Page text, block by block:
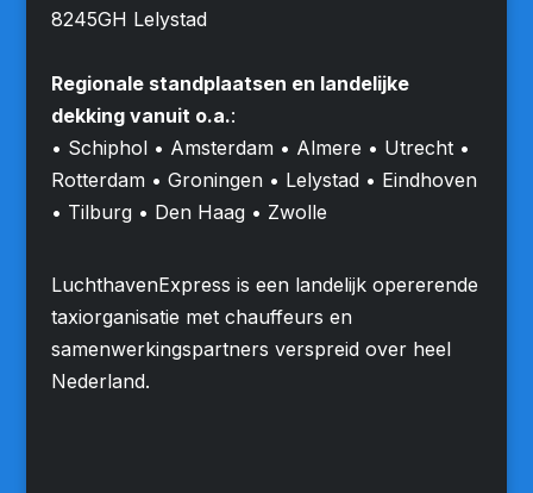
8245GH Lelystad
Regionale standplaatsen en landelijke
dekking vanuit o.a.:
• Schiphol • Amsterdam • Almere • Utrecht •
Rotterdam • Groningen • Lelystad • Eindhoven
• Tilburg • Den Haag • Zwolle
LuchthavenExpress is een landelijk opererende
taxiorganisatie met chauffeurs en
samenwerkingspartners verspreid over heel
Nederland.